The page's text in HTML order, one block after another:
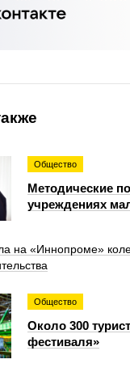
Общество
Методические
учреждениях
на «Иннопроме»
Общество
Около 300
фестиваля»